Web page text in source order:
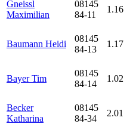
Gneissl
Maximilian
08145
84-11
1.16
Baumann Heidi
08145
84-13
1.17
Bayer Tim
08145
84-14
1.02
Becker
Katharina
08145
84-34
2.01